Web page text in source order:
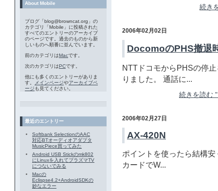
続き
2006年02月02日
DocomoのPHS撤退
NTTドコモからPHSの停
りました。 通話に...
続きを読む
2006年02月27日
AX-420N
ポイントを使ったら結構
カードでW...
About Mobile
ブログ「blog@browncat.org」の
カテゴリ「Mobile」に投稿された
すべてのエントリーのアーカイブ
のページです。過去のものから新
しいものへ順番に並んでいます。
前のカテゴリはMacです。
次のカテゴリはPCです。
他にも多くのエントリーがありま
す。
メインページやアーカイブペ
ージ も見てください。
最近のエントリー
Softbank SelectionのAAC
対応BTオーディオアダプタ
MusicPiece買ってみた
Android USB Stickのmk802
にLinuxを入れてプラズマTV
につないでみる
Macの
Eclispse4.2+AndroidSDKの
妙なエラー